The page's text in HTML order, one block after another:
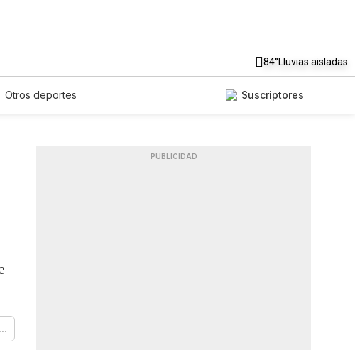
84°Lluvias aisladas
Otros deportes Suscriptores
...
PUBLICIDAD